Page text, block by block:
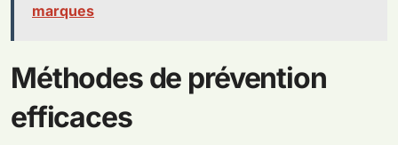
marques
Méthodes de prévention
efficaces